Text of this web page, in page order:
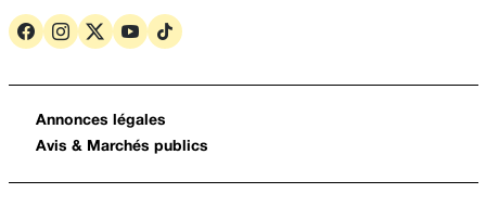
Annonces légales
Avis & Marchés publics